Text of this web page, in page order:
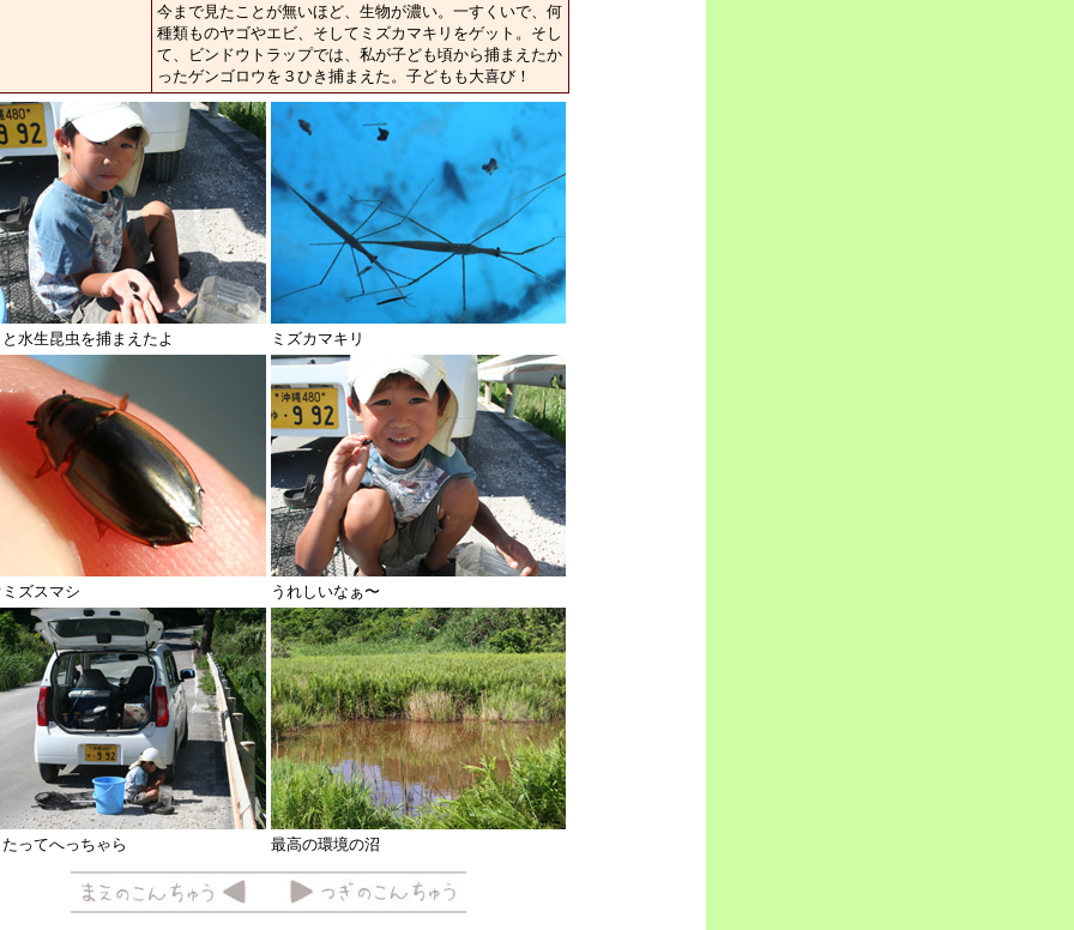
今まで見たことが無いほど、生物が濃い。一すくいで、何
種類ものヤゴやエビ、そしてミズカマキリをゲット。そし
て、ビンドウトラップでは、私が子ども頃から捕まえたか
ったゲンゴロウを３ひき捕まえた。子どもも大喜び！
水生昆虫を捕まえたよ ミズカマキリ
ズスマシ うれしいなぁ〜
ってへっちゃら 最高の環境の沼